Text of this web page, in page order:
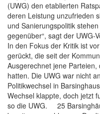
(UWG) den etablierten
deren Leistung unzufrieden
und Sanierungspolitik
gegenüber“, sagt der UWG-
In den Fokus der Kritik ist
gerückt, die seit der
Ausgerechnet jene
hatten. Die UWG war nicht
Politikwechsel in
Wechsel klappte, doch jetzt
so die UWG. 25